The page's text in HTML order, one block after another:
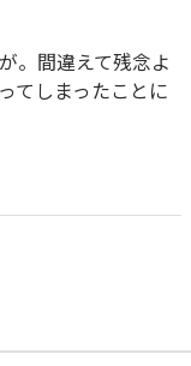
。間違えて残念よ
てしまったことに